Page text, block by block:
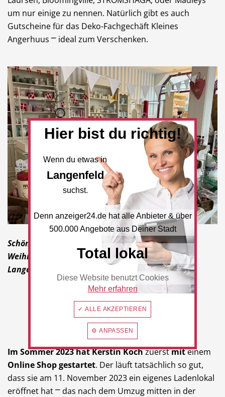
um nur einige zu nennen. Natürlich gibt es auch
Gutscheine für das Deko-Fachgechäft Kleines
Angerhuus ⎻ ideal zum Verschenken.
Schöne weihnachtliche Figuren und
Weihnachtsbaumkugeln im Angerhuus aus
Langenfeld
➤ Marken Kleines Angerhuus Langenfeld
Im Sommer 2023 hatKerstin Kochzuerstmiteinem
Online Shop gestartet. Der läuft tatsächlich so gut,
dass sie am 11. November 2023 ein eigenes Ladenlokal
eröffnet hat ⎻ das nach dem Umzug mitten in der
Hier bist du richtig!
Wenn du etwas in
Langenfeld
suchst.
Denn anzeiger24.de hat alle Anbieter & über
500.000 Angebote aus Deiner Stadt
Total lokal
Diese Website benutzt Cookies
Mehr erfahren
✓ ALLE AKZEPTIEREN
⚙ ANPASSEN